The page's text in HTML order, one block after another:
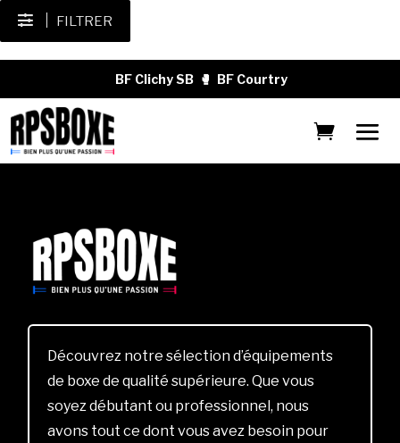
FILTRER
BF Clichy SB 🥊 BF Courtry
Découvrez notre sélection d’équipements
de boxe de qualité supérieure. Que vous
soyez débutant ou professionnel, nous
avons tout ce dont vous avez besoin pour